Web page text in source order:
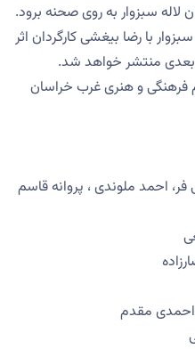
سبزوار به روی صحنه برود.
با رضا بیغشی کارگردان اثر
منتشر خواهد شد.
فرهنگی و هنری غرب خراسان
فر، احمد ملوندی ، پروانه قاسم
احمدی مقدم